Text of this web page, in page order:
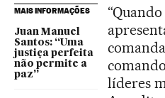
MAIS INFORMAÇÕES
Juan Manuel
Santos: “Uma
justiça perfeita
não permite a
paz”
líderes